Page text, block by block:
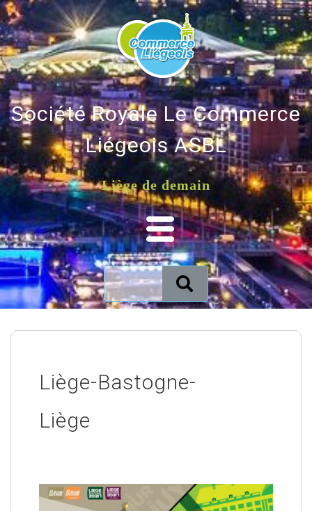
Société Royale Le Commerce
Liégeois ASBL
Liège de demain
Liège-Bastogne-
Liège